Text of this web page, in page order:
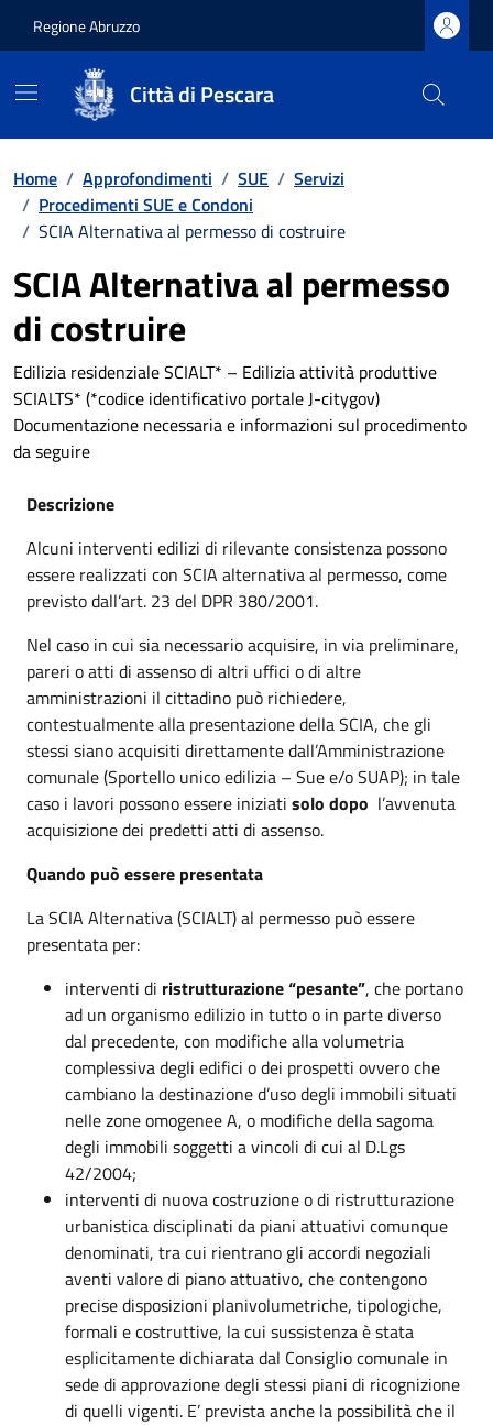
Regione Abruzzo
Città di Pescara
Home / Approfondimenti / SUE / Servizi
/ Procedimenti SUE e Condoni
/ SCIA Alternativa al permesso di costruire
SCIA Alternativa al permesso
di costruire
Edilizia residenziale SCIALT* – Edilizia attività produttive
SCIALTS* (*codice identificativo portale J-citygov)
Documentazione necessaria e informazioni sul procedimento
da seguire
Descrizione
Alcuni interventi edilizi di rilevante consistenza possono
essere realizzati con SCIA alternativa al permesso, come
previsto dall’art. 23 del DPR 380/2001.
Nel caso in cui sia necessario acquisire, in via preliminare,
pareri o atti di assenso di altri uffici o di altre
amministrazioni il cittadino può richiedere,
contestualmente alla presentazione della SCIA, che gli
stessi siano acquisiti direttamente dall’Amministrazione
comunale (Sportello unico edilizia – Sue e/o SUAP); in tale
caso i lavori possono essere iniziati solo dopo l’avvenuta
acquisizione dei predetti atti di assenso.
Quando può essere presentata
La SCIA Alternativa (SCIALT) al permesso può essere
presentata per:
interventi di ristrutturazione “pesante”, che portano
ad un organismo edilizio in tutto o in parte diverso
dal precedente, con modifiche alla volumetria
complessiva degli edifici o dei prospetti ovvero che
cambiano la destinazione d’uso degli immobili situati
nelle zone omogenee A, o modifiche della sagoma
degli immobili soggetti a vincoli di cui al D.Lgs
42/2004;
interventi di nuova costruzione o di ristrutturazione
urbanistica disciplinati da piani attuativi comunque
denominati, tra cui rientrano gli accordi negoziali
aventi valore di piano attuativo, che contengono
precise disposizioni planivolumetriche, tipologiche,
formali e costruttive, la cui sussistenza è stata
esplicitamente dichiarata dal Consiglio comunale in
sede di approvazione degli stessi piani di ricognizione
di quelli vigenti. E’ prevista anche la possibilità che il